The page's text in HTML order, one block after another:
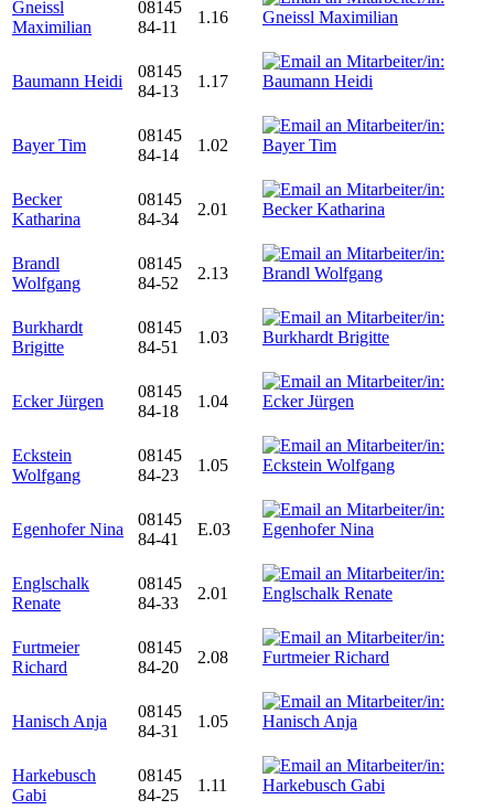
Gneissl
Maximilian
08145
84-11
1.16
Baumann Heidi
08145
84-13
1.17
Bayer Tim
08145
84-14
1.02
Becker
Katharina
08145
84-34
2.01
Brandl
Wolfgang
08145
84-52
2.13
Burkhardt
Brigitte
08145
84-51
1.03
Ecker Jürgen
08145
84-18
1.04
Eckstein
Wolfgang
08145
84-23
1.05
Egenhofer Nina
08145
84-41
E.03
Englschalk
Renate
08145
84-33
2.01
Furtmeier
Richard
08145
84-20
2.08
Hanisch Anja
08145
84-31
1.05
Harkebusch
Gabi
08145
84-25
1.11